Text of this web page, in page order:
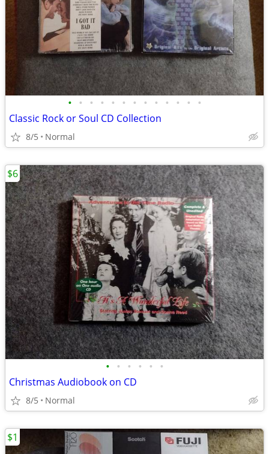
• • • • • • • • • • • • •
Classic Rock or Soul CD Collection
8/5 Normal
• • • • • •
Christmas Audiobook on CD
8/5 Normal
$6
$1